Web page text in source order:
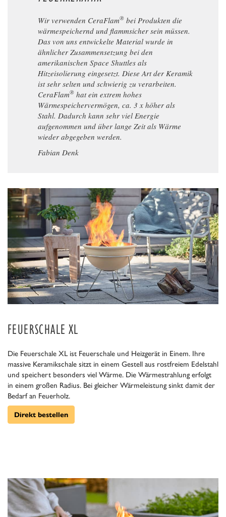
Wir verwenden CeraFlam® bei Produkten die
wärmespeichernd und flammsicher sein müssen.
Das von uns entwickelte Material wurde in
ähnlicher Zusammensetzung bei den
amerikanischen Space Shuttles als
Hitzeisolierung eingesetzt. Diese Art der Keramik
ist sehr selten und schwierig zu verarbeiten.
CeraFlam® hat ein extrem hohes
Wärmespeichervermögen, ca. 3 x höher als
Stahl. Dadurch kann sehr viel Energie
aufgenommen und über lange Zeit als Wärme
wieder abgegeben werden.
Fabian Denk
FEUERSCHALE XL
Die Feuerschale XL ist Feuerschale und Heizgerät in Einem. Ihre
massive Keramikschale sitzt in einem Gestell aus rostfreiem Edelstahl
und speichert besonders viel Wärme. Die Wärmestrahlung erfolgt
in einem großen Radius. Bei gleicher Wärmeleistung sinkt damit der
Bedarf an Feuerholz.
Direkt bestellen